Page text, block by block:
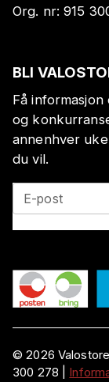
Org. nr:915
BLI
Få
og
annenhver
du vil.
E-post
©2026
300 278